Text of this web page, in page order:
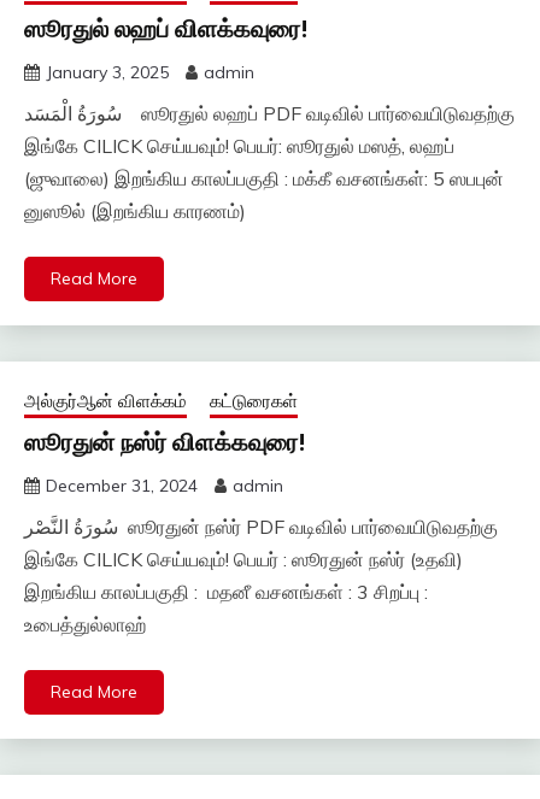
ஸூரதுல் லஹப் விளக்கவுரை!
January 3, 2025 admin
سُورَةُ الْمَسَد ஸூரதுல் லஹப் PDF வடிவில் பார்வையிடுவதற்கு
இங்கே CILICK செய்யவும்! பெயர்: ஸூரதுல் மஸத், லஹப்
(ஜுவாலை) இறங்கிய காலப்பகுதி : மக்கீ வசனங்கள்: 5 ஸபபுன்
னுஸூல் (இறங்கிய காரணம்)
Read More
அல்குர்ஆன் விளக்கம் கட்டுரைகள்
ஸூரதுன் நஸ்ர் விளக்கவுரை!
December 31, 2024 admin
سُورَةُ النَّصْر ஸூரதுன் நஸ்ர் PDF வடிவில் பார்வையிடுவதற்கு
இங்கே CILICK செய்யவும்! பெயர் : ஸூரதுன் நஸ்ர் (உதவி)
இறங்கிய காலப்பகுதி : மதனீ வசனங்கள் : 3 சிறப்பு :
உபைத்துல்லாஹ்
Read More